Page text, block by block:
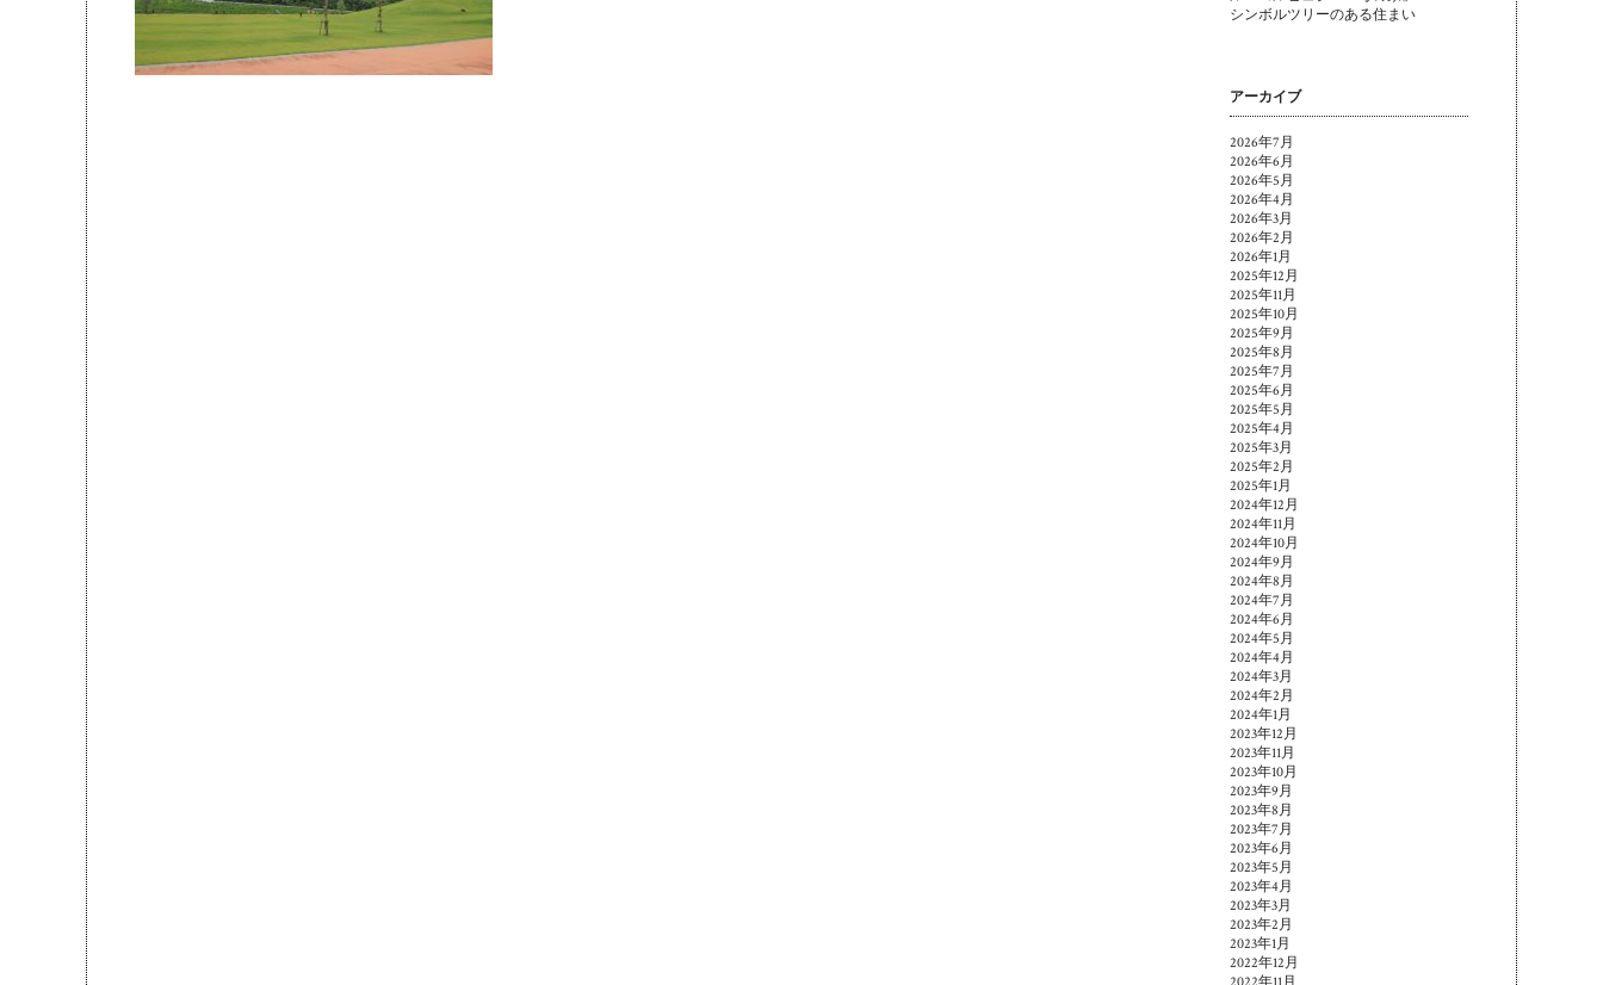
シンボルツリーのある住まい
アーカイブ
2026年7月
2026年6月
2026年5月
2026年4月
2026年3月
2026年2月
2026年1月
2025年12月
2025年11月
2025年10月
2025年9月
2025年8月
2025年7月
2025年6月
2025年5月
2025年4月
2025年3月
2025年2月
2025年1月
2024年12月
2024年11月
2024年10月
2024年9月
2024年8月
2024年7月
2024年6月
2024年5月
2024年4月
2024年3月
2024年2月
2024年1月
2023年12月
2023年11月
2023年10月
2023年9月
2023年8月
2023年7月
2023年6月
2023年5月
2023年4月
2023年3月
2023年2月
2023年1月
2022年12月